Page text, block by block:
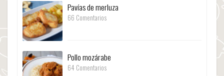
Pavías de merluza
66 Comentarios
Pollo mozárabe
64 Comentarios